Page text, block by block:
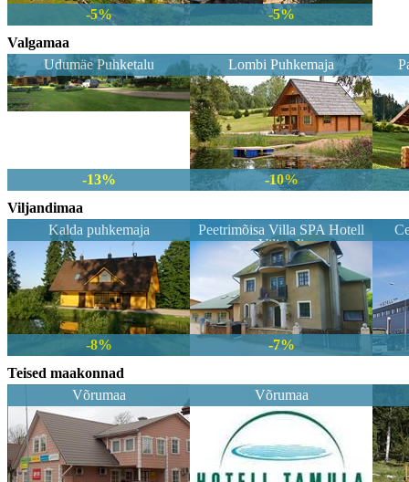
-5%
-5%
Valgamaa
Udumäe Puhketalu
-13%
Lombi Puhkemaja
-10%
Viljandimaa
Kalda puhkemaja
-8%
Peetrimõisa Villa SPA Hotell
Viljandi
-7%
Teised maakonnad
Võrumaa
Võrumaa